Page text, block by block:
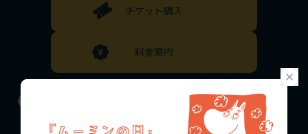
チケット購入
料金案内
施設一覧